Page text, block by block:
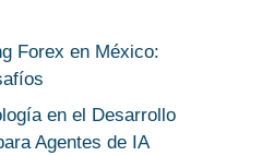
Forex en México:
en el Desarrollo
Agentes de IA